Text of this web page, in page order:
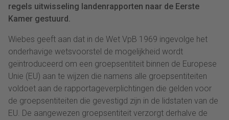
regels uitwisseling landenrapporten naar de Eerste
Kamer gestuurd.
Wiebes geeft aan dat in de Wet VpB 1969 ingevolge het
onderhavige wetsvoorstel de mogelijkheid wordt
geïntroduceerd om een groepsentiteit binnen de Europese
Unie (EU) aan te wijzen die namens alle groepsentiteiten
voldoet aan de rapportageverplichtingen die gelden voor
de groepsentiteiten die gevestigd zijn in de lidstaten van de
EU. De aangewezen groepsentiteit verzorgt derhalve de